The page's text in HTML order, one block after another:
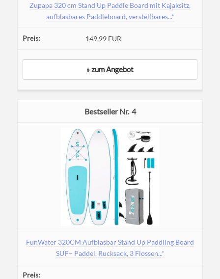
Zupapa 320 cm Stand Up Paddle Board mit Kajaksitz,
aufblasbares Paddleboard, verstellbares...*
149,99 EUR
» zum Angebot
4
FunWater 320CM Aufblasbar Stand Up Paddling Board
SUP– Paddel, Rucksack, 3 Flossen...*